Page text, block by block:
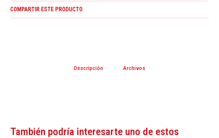
COMPARTIR ESTE PRODUCTO
Descripción Archivos
También podría interesarte uno de estos